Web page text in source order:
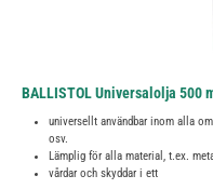
BALLISTOL Universalolja 500
universellt användbar inom alla
osv.
Lämplig för alla material, t.ex.
vårdar och skyddar i ett